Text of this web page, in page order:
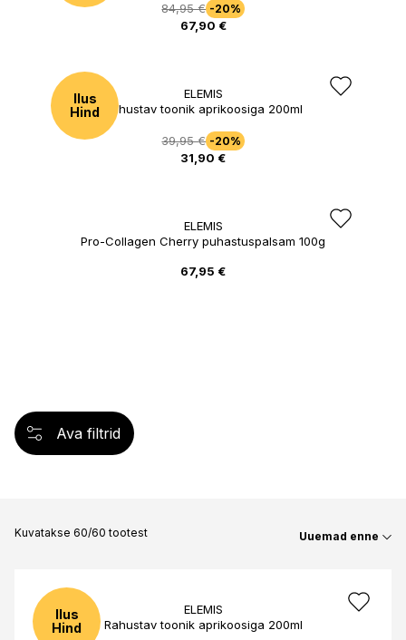
84,95 € -20%
67,90 €
Ilus
Hind
ELEMIS
Rahustav toonik aprikoosiga 200ml
39,95 € -20%
31,90 €
ELEMIS
Pro-Collagen Cherry puhastuspalsam 100g
67,95 €
Ava filtrid
Kuvatakse 60/60 tootest Uuemad enne
Ilus
Hind
ELEMIS
Rahustav toonik aprikoosiga 200ml